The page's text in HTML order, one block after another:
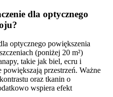
dla optycznego
optycznego powiększenia
(poniżej 20 m²)
takie jak biel, ecru i
przestrzeń. Ważne
oraz tkanin o
wspiera efekt